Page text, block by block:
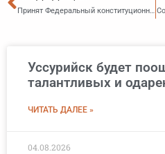
Принят Федеральный конституционный закон, меняющий порядок обжалования решений мировых судей
Уссурийск будет
талантливых и
ЧИТАТЬ ДАЛЕЕ »
04.08.2026